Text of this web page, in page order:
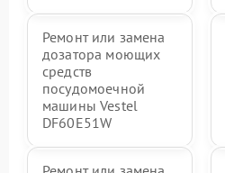
Ремонт или замена
дозатора моющих
средств
посудомоечной
машины Vestel
DF60E51W